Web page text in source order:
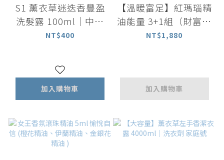
S1 薰衣草迷迭香豐盈
洗髮露 100ml｜中乾
性適用
NT$400
加入購物車
【溫暖富足】紅瑪瑙精
油能量 3+1組（財富滾
珠精油2ml +柑橘滾珠
NT$1,880
加入購物車